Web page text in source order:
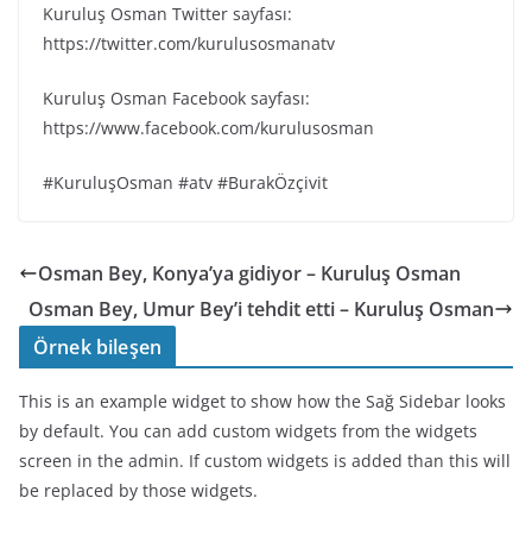
Kuruluş Osman Twitter sayfası:
https://twitter.com/kurulusosmanatv
Kuruluş Osman Facebook sayfası:
https://www.facebook.com/kurulusosman
#KuruluşOsman #atv #BurakÖzçivit
Osman Bey, Konya’ya gidiyor – Kuruluş Osman
Osman Bey, Umur Bey’i tehdit etti – Kuruluş Osman
Örnek bileşen
This is an example widget to show how the Sağ Sidebar looks
by default. You can add custom widgets from the widgets
screen in the admin. If custom widgets is added than this will
be replaced by those widgets.